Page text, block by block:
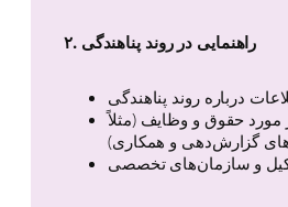
۲. راهنمایی در روند پناهندگی
درباره روند پناهندگی
مورد حقوق و وظایف (مثلاً
گزارش‌دهی و همکاری)
و سازمان‌های تخصصی